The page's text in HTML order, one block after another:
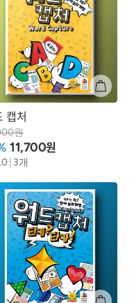
캡처
원
11,700원
3개